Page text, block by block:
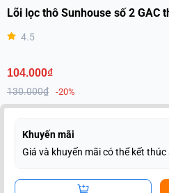
Lõi lọc thô Sunhouse số 2 GAC
4.5
104.000₫
130.000₫ -20%
Khuyến mãi
Giá và khuyến mãi có thể kết